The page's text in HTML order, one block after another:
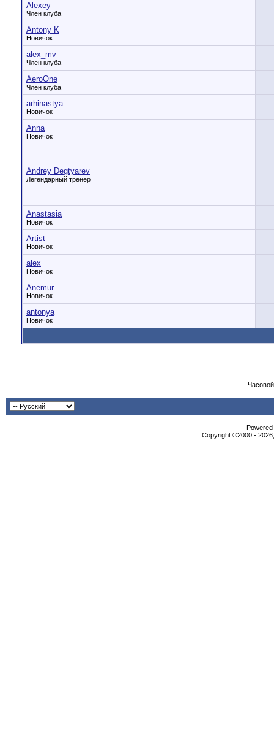
Alexey
Член клуба
Antony K
Новичок
alex_mv
Член клуба
AeroOne
Член клуба
arhinastya
Новичок
Anna
Новичок
Andrey Degtyarev
Легендарный тренер
Anastasia
Новичок
Artist
Новичок
alex
Новичок
Anemur
Новичок
antonya
Новичок
Copyright ©2000 -